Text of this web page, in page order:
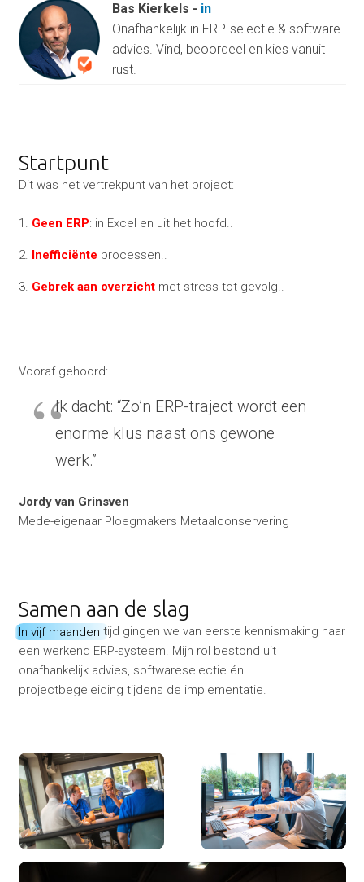
Bas Kierkels - in
Onafhankelijk in ERP-selectie & software
advies. Vind, beoordeel en kies vanuit
rust.
Startpunt
Dit was het vertrekpunt van het project:
1. Geen ERP: in Excel en uit het hoofd..
2. Inefficiënte processen..
3. Gebrek aan overzicht met stress tot gevolg..
Vooraf gehoord:
Ik dacht: “Zo’n ERP-traject wordt een
enorme klus naast ons gewone
werk.”
Jordy van Grinsven
Mede-eigenaar Ploegmakers Metaalconservering
Samen aan de slag
In vijf maanden tijd gingen we van eerste kennismaking naar
een werkend ERP-systeem. Mijn rol bestond uit
onafhankelijk advies, softwareselectie én
projectbegeleiding tijdens de implementatie.